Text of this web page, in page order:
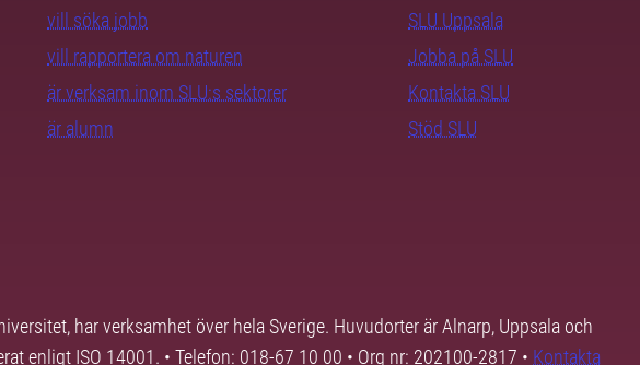
vill söka jobb
vill rapportera om naturen
är verksam inom SLU:s sektorer
är alumn
SLU Uppsala
Jobba på SLU
Kontakta SLU
Stöd SLU
har verksamhet över hela Sverige. Huvudorter är Alnarp, Uppsala och
enligt ISO 14001. • Telefon: 018-67 10 00 • Org nr: 202100-2817 • Kontakta